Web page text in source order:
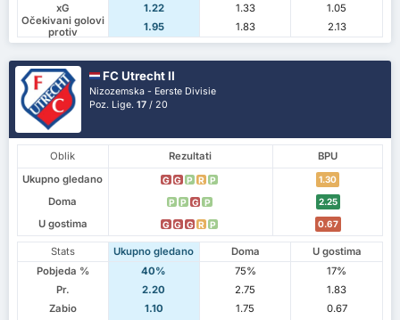
xG
1.22 1.33
1.05
Očekivani golovi
protiv
1.95 1.83 2.13
FC Utrecht II
Nizozemska - Eerste Divisie
Poz. Lige.17 / 20
Oblik Rezultati
BPU
Ukupno gledano
G G P R P 1.30
Doma P P G P 2.25
U gostima G G G R P 0.67
Stats Ukupno gledano Doma
U gostima
Pobjeda %
40% 75%
17%
Pr.
2.20 2.75
1.83
Zabio
1.10 1.75
0.67